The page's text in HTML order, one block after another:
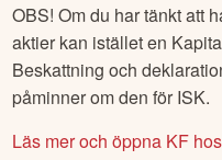
OBS! Om du har tänkt att
aktier kan istället en
Beskattning och
påminner om den för ISK.
Läs mer och öppna KF